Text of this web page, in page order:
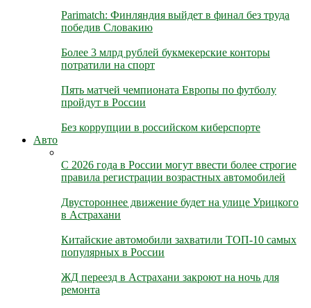
Parimatch: Финляндия выйдет в финал без труда
победив Словакию
Более 3 млрд рублей букмекерские конторы
потратили на спорт
Пять матчей чемпионата Европы по футболу
пройдут в России
Без коррупции в российском киберспорте
Авто
С 2026 года в России могут ввести более строгие
правила регистрации возрастных автомобилей
Двустороннее движение будет на улице Урицкого
в Астрахани
Китайские автомобили захватили ТОП-10 самых
популярных в России
ЖД переезд в Астрахани закроют на ночь для
ремонта